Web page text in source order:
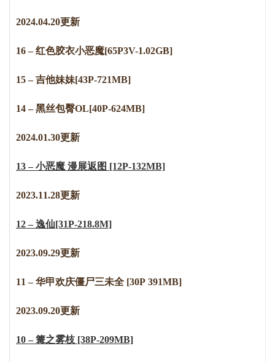
2024.04.20更新
16 – 红色胶衣小恶魔[65P3V-1.02GB]
15 – 吉他妹妹[43P-721MB]
14 – 黑丝包臀OL[40P-624MB]
2024.01.30更新
13 – 小恶魔 漫展返图 [12P-132MB]
2023.11.28更新
12 – 逸仙[31P-218.8M]
2023.09.29更新
11 – 华甲欢庆僵尸三未全 [30P 391MB]
2023.09.20更新
10 – 篝之雾枝 [38P-209MB]